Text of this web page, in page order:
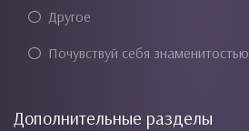
Другое
Почувствуй себя знаменитостью
Дополнительные разделы